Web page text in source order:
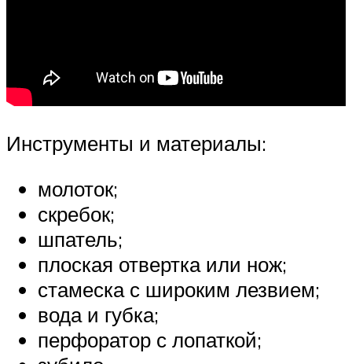
Инструменты и материалы:
молоток;
скребок;
шпатель;
плоская отвертка или нож;
стамеска с широким лезвием;
вода и губка;
перфоратор с лопаткой;